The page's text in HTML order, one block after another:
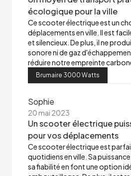
écologique pour la ville
Ce scooter électrique est un
déplacements en ville. Il est
et silencieux. De plus, il ne
sonore ni de gaz
réduire notre empreinte
Brumaire 3000 Watts
Sophie
20 mai 2023
Un scooter électrique
pour vos déplacements
Ce scooter électrique est
quotidiens en ville. Sa
sa fiabilité en font une option